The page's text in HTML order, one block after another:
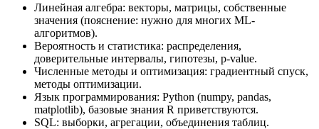
Линейная алгебра: векторы, матрицы, собственные
значения (пояснение: нужно для многих ML-
алгоритмов).
Вероятность и статистика: распределения,
доверительные интервалы, гипотезы, p-value.
Численные методы и оптимизация: градиентный спуск,
методы оптимизации.
Язык программирования: Python (numpy, pandas,
matplotlib), базовые знания R приветствуются.
SQL: выборки, агрегации, объединения таблиц.